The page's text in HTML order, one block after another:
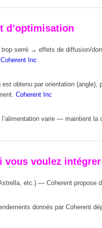
d’optimisation
serré → effets de diffusion/
Coherent Inc
obtenu par orientation (angle),
Coherent Inc
varie — maintient la
vous voulez
etc.) — Coherent propose
donnés par Coherent